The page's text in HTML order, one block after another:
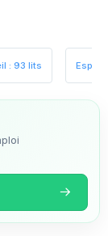
: 93 lits